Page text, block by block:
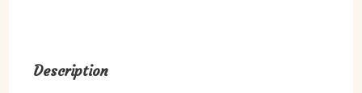
Description